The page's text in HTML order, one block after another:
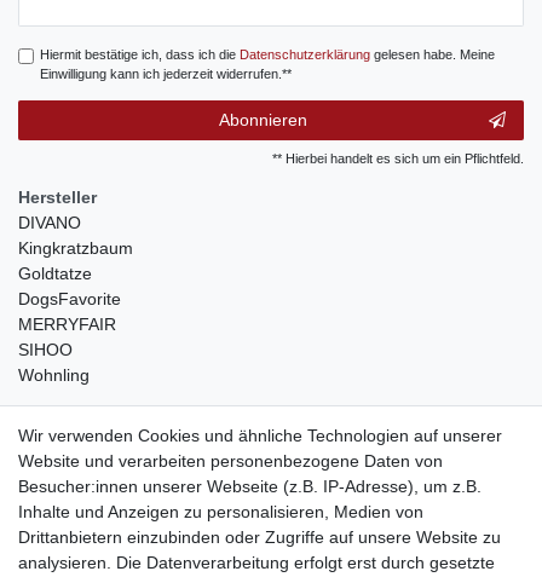
Hiermit bestätige ich, dass ich die Daten­schutz­erklärunggelesen habe. Meine
Einwilligung kann ich jederzeit widerrufen.**
Abonnieren
** Hierbei handelt es sich um ein Pflichtfeld.
Hersteller
DIVANO
Kingkratzbaum
Goldtatze
DogsFavorite
MERRYFAIR
SIHOO
Wohnling
weitere Shops
traumlampen- Lampen und Kronleuchter
kinderwagencenter- Exklusive und günstige Kinderwagen
gastrogeraete24- alles für Gastronomie und Imbiss
soziale Medien
Wir verwenden Cookies und ähnliche Technologien auf unserer
Website und verarbeiten personenbezogene Daten von
Besucher:innen unserer Webseite (z.B. IP-Adresse), um z.B.
Inhalte und Anzeigen zu personalisieren, Medien von
Drittanbietern einzubinden oder Zugriffe auf unsere Website zu
analysieren. Die Datenverarbeitung erfolgt erst durch gesetzte